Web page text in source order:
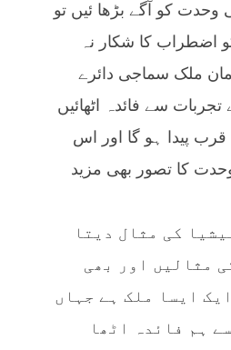
کو آگے بڑھا ئیں تو
اضطراب کا شکار نہ
ملک سماجی دائرے
سے فائدہ اٹھائیں
پیدا ہو گا اور اس
کا تصور بھی مزید
کی مثال دیتا
مثالیں اور بھی
ایسا ملک ہے جہاں
ہم فائدہ اٹھا